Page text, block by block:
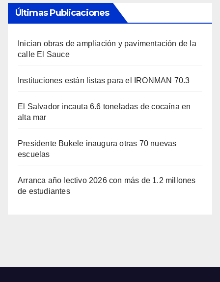
Últimas Publicaciones
Inician obras de ampliación y pavimentación de la
calle El Sauce
Instituciones están listas para el IRONMAN 70.3
El Salvador incauta 6.6 toneladas de cocaína en
alta mar
Presidente Bukele inaugura otras 70 nuevas
escuelas
Arranca año lectivo 2026 con más de 1.2 millones
de estudiantes